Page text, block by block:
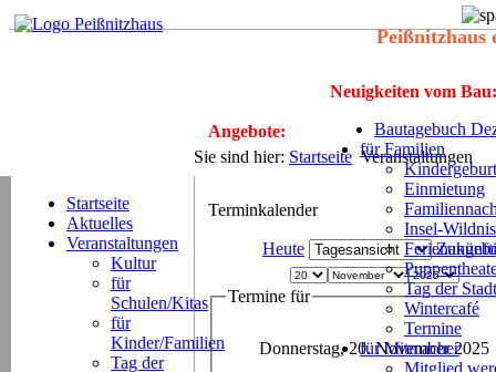
Peißnitzhaus
Neuigkeiten vom Bau:
Bautagebuch
für Familien
Einmietung
Insel-
Tag der
Wintercafé
Termine
für Mitmacher
Mitglied
Angebote:
Sie sind hier: Startseite Veranstaltungen
Startseite
Aktuelles
Veranstaltungen
Kultur
für
Schulen/Kitas
für
Kinder/Familien
Tag der
Terminkalender
Heute
Termine für
Donnerstag, 20. November 2025